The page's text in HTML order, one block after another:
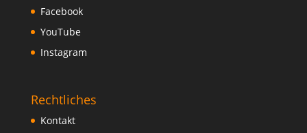
Facebook
YouTube
Instagram
Rechtliches
Kontakt